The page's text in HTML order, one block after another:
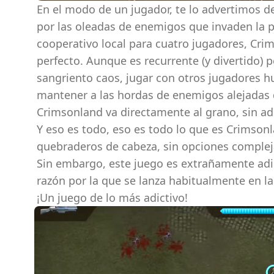
En el modo de un jugador, te lo advertimos
por las oleadas de enemigos que invaden
cooperativo local para cuatro jugadores,
perfecto. Aunque es recurrente (y divertido)
sangriento caos, jugar con otros jugadores
mantener a las hordas de enemigos
Crimsonland va directamente al grano, sin
Y eso es todo, eso es todo lo que es
quebraderos de cabeza, sin opciones
Sin embargo, este juego es extrañamente
razón por la que se lanza habitualmente en
¡Un juego de lo más adictivo!